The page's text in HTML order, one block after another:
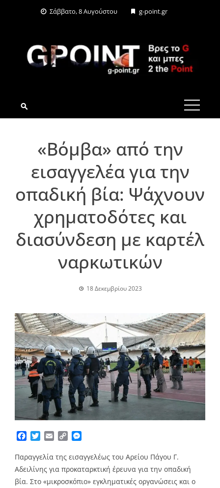
Σάββατο, 8 Αυγούστου g-point.gr
G-POINT.GR
«Βόμβα» από την
εισαγγελέα για την
οπαδική βία: Ψάχνουν
χρηματοδότες και
διασύνδεση με καρτέλ
ναρκωτικών
18 Δεκεμβρίου 2023
Facebook
TwitterEmailCopy
Παραγγελία της εισαγγελέως του Αρείου Πάγου Γ.
Αδειλίνης για προκαταρκτική έρευνα για την οπαδική
βία. Στο «μικροσκόπιο» εγκληματικές οργανώσεις και ο